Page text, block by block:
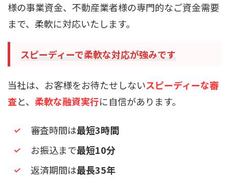
様の事業資金、不動産業者様の専門的なご資金需要
まで、柔軟に対応いたします。
スピーディーで柔軟な対応が強みです
当社は、お客様をお待たせしないスピーディーな審
査と、 柔軟な融資実行に自信があります。
審査時間は最短3時間
お振込まで最短10分
返済期間は最長35年